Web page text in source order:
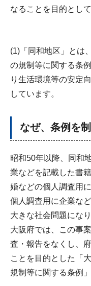
なることを目的として
(1)「同和地区」とは
の規制等に関する条
り生活環境等の安定
しています。
なぜ、条例を
昭和50年以降、同和
業などを記載した書
婚などの個人調査用
個人調査用に企業な
大きな社会問題になり
大阪府では、この事
査・報告をなくし、
ことを目的とした「
規制等に関する条例